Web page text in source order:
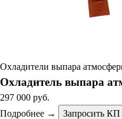
Охладители выпара
Охладитель выпара
297 000 руб.
Подробнее →
Запросить КП